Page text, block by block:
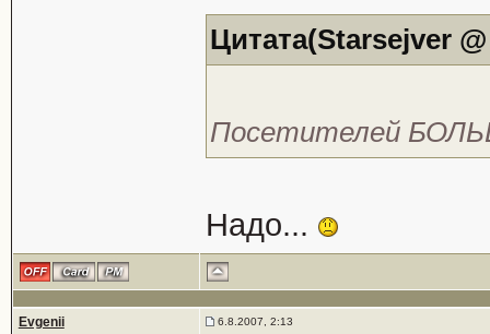
Цитата(Starsejver
Посетителей
Надо...
Evgenii 6.8.2007, 2:13